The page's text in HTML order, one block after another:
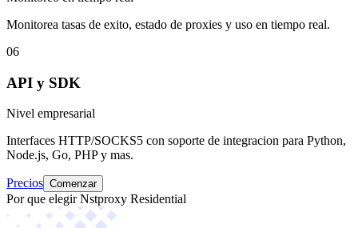
Monitorea tasas de exito, estado de proxies y uso en tiempo real.
06
API y SDK
Nivel empresarial
Interfaces HTTP/SOCKS5 con soporte de integracion para Python,
Node.js, Go, PHP y mas.
Precios Comenzar
Por que elegir Nstproxy Residential